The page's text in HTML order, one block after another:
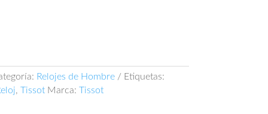
Relojes de Hombre
Etiquetas:
, Tissot Marca: Tissot